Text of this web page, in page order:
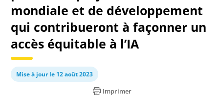
mondiale et de développement
qui contribueront à façonner un
accès équitable à l’IA
Mise à jour le 12 août 2023
Imprimer